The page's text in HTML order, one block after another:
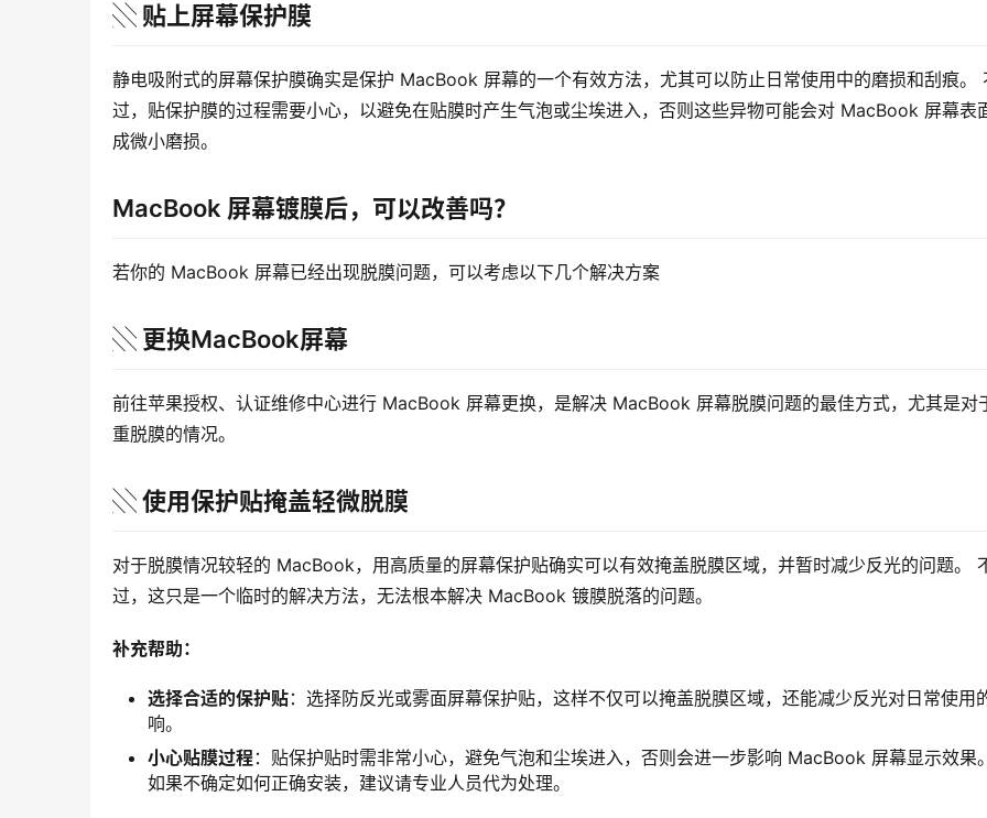
░ 贴上屏幕保护膜
静电吸附式的屏幕保护膜确实是保护 MacBook 屏幕的一个有效方法，尤其可以防止日常使用中的磨损和刮痕。
过，贴保护膜的过程需要小心，以避免在贴膜时产生气泡或尘埃进入，否则这些异物可能会对 MacBook 屏幕表
成微小磨损。
MacBook 屏幕镀膜后，可以改善吗？
若你的 MacBook 屏幕已经出现脱膜问题，可以考虑以下几个解决方案
░ 更换MacBook屏幕
前往苹果授权、认证维修中心进行 MacBook 屏幕更换，是解决 MacBook 屏幕脱膜问题的最佳方式，尤其是对
重脱膜的情况。
░ 使用保护贴掩盖轻微脱膜
对于脱膜情况较轻的 MacBook，用高质量的屏幕保护贴确实可以有效掩盖脱膜区域，并暂时减少反光的问题。
过，这只是一个临时的解决方法，无法根本解决 MacBook 镀膜脱落的问题。
补充帮助：
选择合适的保护贴：选择防反光或雾面屏幕保护贴，这样不仅可以掩盖脱膜区域，还能减少反光对日常使用
响。
小心贴膜过程：贴保护贴时需非常小心，避免气泡和尘埃进入，否则会进一步影响 MacBook 屏幕显示效果
如果不确定如何正确安装，建议请专业人员代为处理。